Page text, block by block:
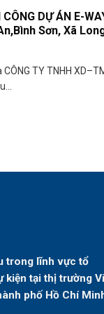
DỰ ÁN E-
Sơn, Xã
TY TNHH
trong lĩnh vực tổ
kiện tại thị trường
phố Hồ Chí